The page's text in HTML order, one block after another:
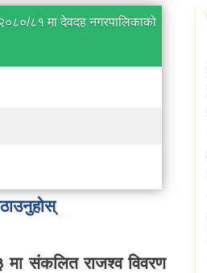
८१ मा देवदह नगरपालिकाको
संकलित राजश्व विवरण